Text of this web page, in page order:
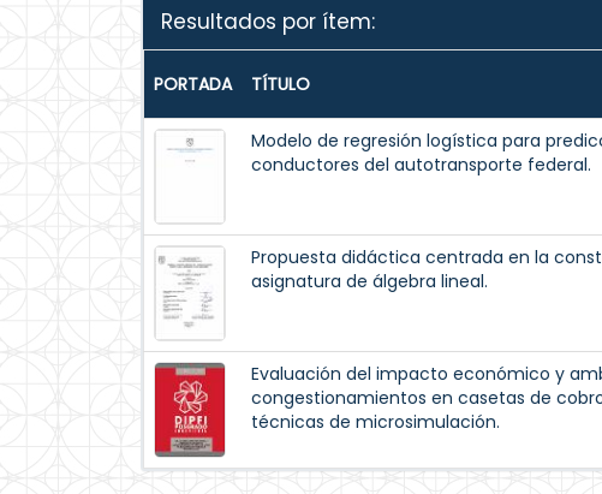
Resultados por ítem:
PORTADA TÍTULO
Modelo de regresión logística para
conductores del autotransporte federal.
Propuesta didáctica centrada en la
asignatura de álgebra lineal.
Evaluación del impacto económico y
congestionamientos en casetas de
técnicas de microsimulación.